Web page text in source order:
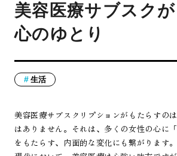
美容医療サブスク
心のゆとり
生活
美容医療サブスクリプションがもたらすの
はありません。それは、多くの女性の心に
をもたらす、内面的な変化にも繋がります